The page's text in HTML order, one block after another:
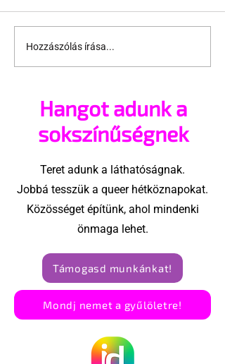
Virtuális térbe
költözött a Pozitív
Hozzászólás írása...
Hangot adunk a
sokszínűségnek
Teret adunk a láthatóságnak.
Jobbá tesszük a queer hétköznapokat.
Közösséget építünk, ahol mindenki
önmaga lehet.
Támogasd munkánkat!
Mondj nemet a gyűlöletre!